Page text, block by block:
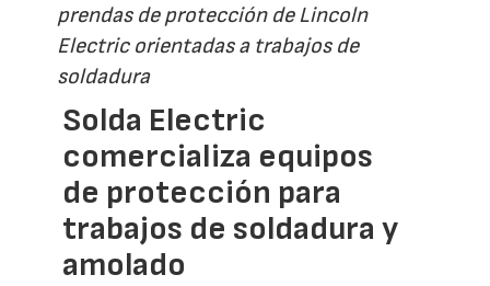
prendas de protección de Lincoln
Electric orientadas a trabajos de
soldadura
Solda Electric
comercializa equipos
de protección para
trabajos de soldadura y
amolado